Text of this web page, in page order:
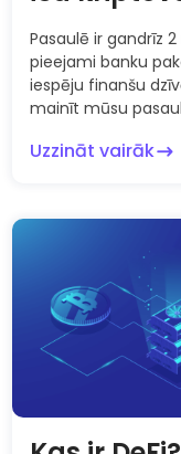
Pasaulē ir gandrīz
pieejami banku
iespēju finanšu
mainīt mūsu
Uzzināt vairāk